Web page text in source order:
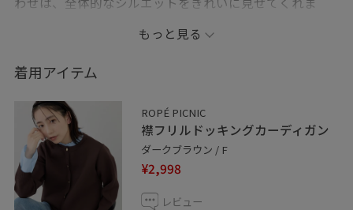
もっと見る
着用アイテム
ROPÉ PICNIC
襟フリルドッキングカーディガン
ダークブラウン / F
¥2,998
レビュー